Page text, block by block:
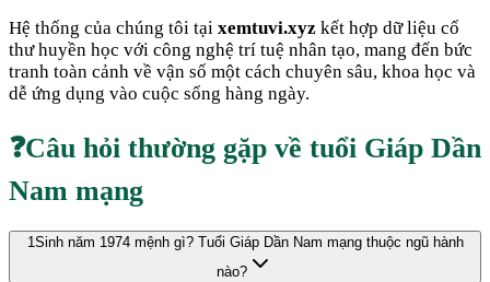
Hệ thống của chúng tôi tại xemtuvi.xyz kết hợp dữ liệu cổ
thư huyền học với công nghệ trí tuệ nhân tạo, mang đến bức
tranh toàn cảnh về vận số một cách chuyên sâu, khoa học và
dễ ứng dụng vào cuộc sống hàng ngày.
❓Câu hỏi thường gặp về tuổi Giáp Dần
Nam mạng
1Sinh năm 1974 mệnh gì? Tuổi Giáp Dần Nam mạng thuộc ngũ hành
nào?